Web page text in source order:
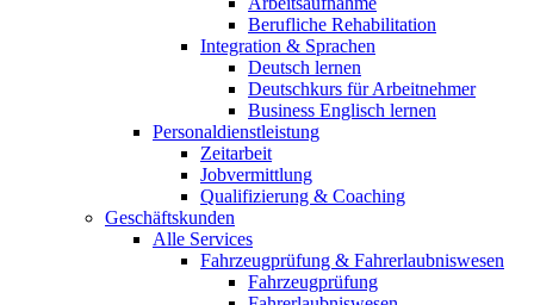
Berufliche Rehabilitation
Integration & Sprachen
Deutsch lernen
Deutschkurs für Arbeitnehmer
Business Englisch lernen
Personaldienstleistung
Zeitarbeit
Jobvermittlung
Qualifizierung & Coaching
Geschäftskunden
Alle Services
Fahrzeugprüfung & Fahrerlaubniswesen
Fahrzeugprüfung